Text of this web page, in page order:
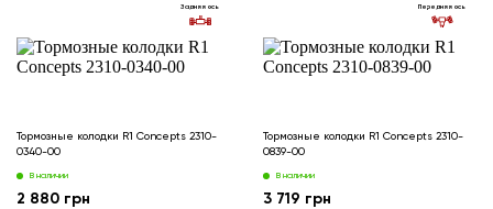
Задняя ось
Тормозные колодки R1 Concepts 2310-
0340-00
В наличии
2 880 грн
Передняя ось
Тормозные колодки R1 Concepts 2310-
0839-00
В наличии
3 719 грн